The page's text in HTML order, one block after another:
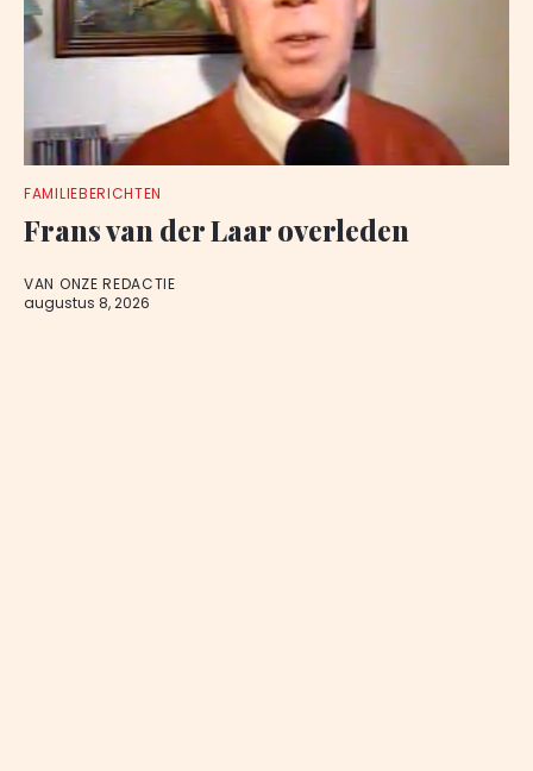
FAMILIEBERICHTEN
Frans van der Laar overleden
VAN ONZE REDACTIE
augustus 8, 2026